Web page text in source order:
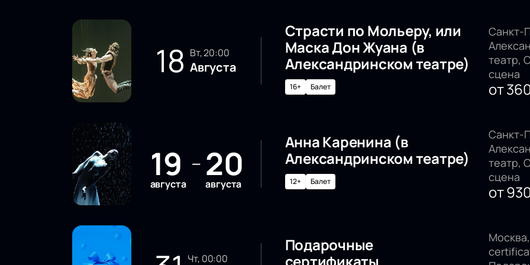
18 вт, 20:00
Августа
Страсти по Мольеру, или
Маска Дон Жуана (в
Александринском театре)
16+ Балет
Санкт-
театр,
сцена
от
19
августа
— 20
августа
Анна Каренина (в
Александринском театре)
12+ Балет
Санкт-
театр,
сцена
от
чт, 00:00
Подарочные
сертификаты